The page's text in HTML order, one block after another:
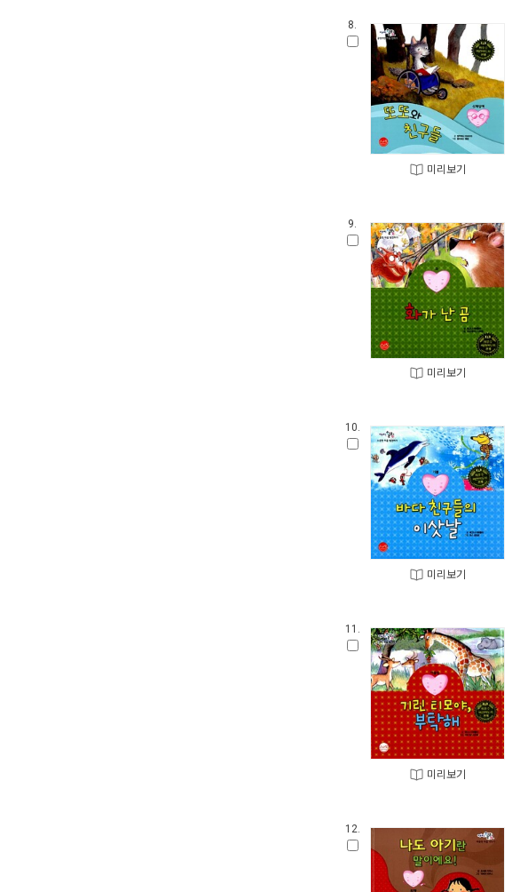
8.
미리보기
9.
미리보기
10.
미리보기
11.
미리보기
12.